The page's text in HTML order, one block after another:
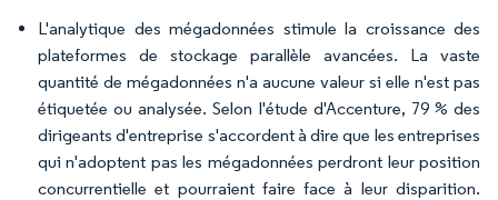
L'analytique des mégadonnées stimule la croissance des
plateformes de stockage parallèle avancées. La vaste
quantité de mégadonnées n'a aucune valeur si elle n'est pas
étiquetée ou analysée. Selon l'étude d'Accenture, 79 % des
dirigeants d'entreprise s'accordent à dire que les entreprises
qui n'adoptent pas les mégadonnées perdront leur position
concurrentielle et pourraient faire face à leur disparition.